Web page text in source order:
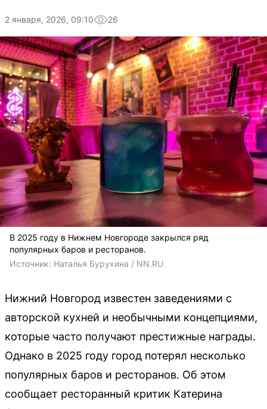
2 января, 2026, 09:10 26
В 2025 году в Нижнем Новгороде закрылся ряд
популярных баров и ресторанов.
Источник: Наталья Бурухина / NN.RU
Нижний Новгород известен заведениями с
авторской кухней и необычными концепциями,
которые часто получают престижные награды.
Однако в 2025 году город потерял несколько
популярных баров и ресторанов. Об этом
сообщает ресторанный критик Катерина